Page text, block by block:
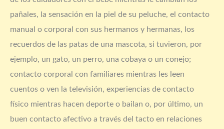
pañales, la sensación en la piel de su peluche, el contacto
manual o corporal con sus hermanos y hermanas, los
recuerdos de las patas de una mascota, si tuvieron, por
ejemplo, un gato, un perro, una cobaya o un conejo;
contacto corporal con familiares mientras les leen
cuentos o ven la televisión, experiencias de contacto
físico mientras hacen deporte o bailan o, por último, un
buen contacto afectivo a través del tacto en relaciones